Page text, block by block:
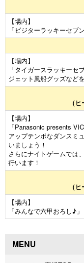
【場内】
「ビジターラッキーセブン
【場内】
「タイガースラッキーセ
ジェット風船グッズなど
（
【場内】
「Panasonic presents
アップテンポなダンスミ
いましょう！
さらにナイトゲームでは
行います！
（
【場内】
「みんなで六甲おろし♪」
MENU